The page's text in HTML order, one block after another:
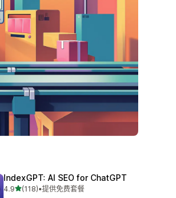
IndexGPT: AI SEO for ChatGPT
4.9星（满分 5 星）
(118)
总共 118 条评论
•提供免费套餐